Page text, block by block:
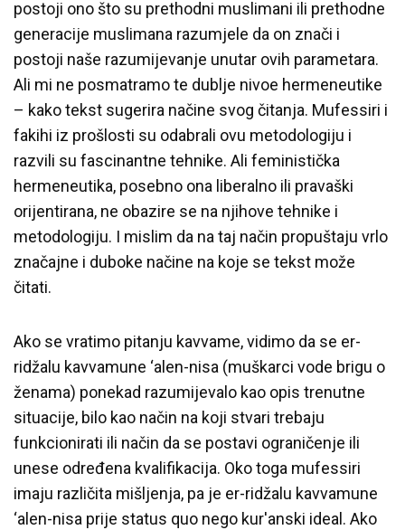
postoji ono što su prethodni muslimani ili prethodne
generacije muslimana razumjele da on znači i
postoji naše razumijevanje unutar ovih parametara.
Ali mi ne posmatramo te dublje nivoe hermeneutike
– kako tekst sugerira načine svog čitanja. Mufessiri i
fakihi iz prošlosti su odabrali ovu metodologiju i
razvili su fascinantne tehnike. Ali feministička
hermeneutika, posebno ona liberalno ili pravaški
orijentirana, ne obazire se na njihove tehnike i
metodologiju. I mislim da na taj način propuštaju vrlo
značajne i duboke načine na koje se tekst može
čitati.
Ako se vratimo pitanju kavvame, vidimo da se er-
ridžalu kavvamune ‘alen-nisa (muškarci vode brigu o
ženama) ponekad razumijevalo kao opis trenutne
situacije, bilo kao način na koji stvari trebaju
funkcionirati ili način da se postavi ograničenje ili
unese određena kvalifikacija. Oko toga mufessiri
imaju različita mišljenja, pa je er-ridžalu kavvamune
‘alen-nisa prije status quo nego kur'anski ideal. Ako